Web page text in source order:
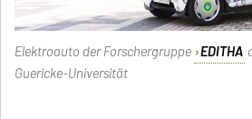
Elektroauto der Forschergruppe EDITHA
Guericke-Universität